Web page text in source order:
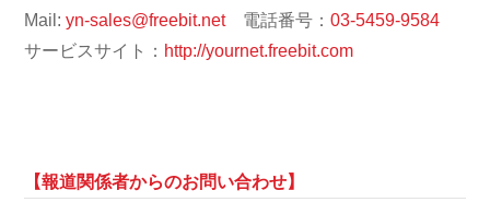
Mail:yn-sales@freebit.net電話番号：03-5459-9584
サービスサイト： http://yournet.freebit.com
【報道関係者からのお問い合わせ】